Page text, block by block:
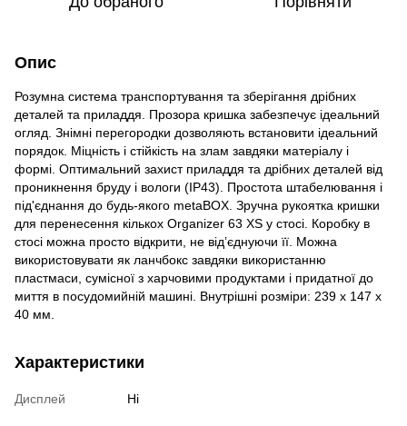
Опис
Розумна система транспортування та зберігання дрібних
деталей та приладдя. Прозора кришка забезпечує ідеальний
огляд. Знімні перегородки дозволяють встановити ідеальний
порядок. Міцність і стійкість на злам завдяки матеріалу і
формі. Оптимальний захист приладдя та дрібних деталей від
проникнення бруду і вологи (IP43). Простота штабелювання і
під'єднання до будь-якого metaBOX. Зручна рукоятка кришки
для перенесення кількох Organizer 63 XS у стосі. Коробку в
стосі можна просто відкрити, не від’єднуючи її. Можна
використовувати як ланчбокс завдяки використанню
пластмаси, сумісної з харчовими продуктами і придатної до
миття в посудомийній машині. Внутрішні розміри: 239 x 147 x
40 мм.
Характеристики
Дисплей Ні